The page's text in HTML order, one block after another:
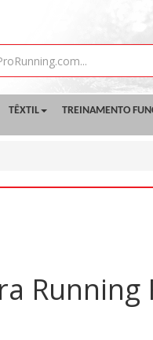
TÊXTIL TREINAMENTO